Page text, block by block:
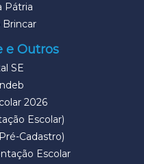
Pátria
e Outros
SE
2026
Escolar)
Cadastro)
Escolar